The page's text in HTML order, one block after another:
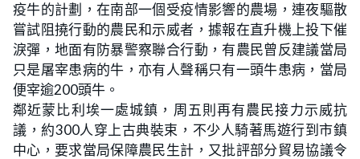
疫牛的計劃，在南部一個受疫情影響的農場，連夜驅散
嘗試阻撓行動的農民和示威者，據報在直升機上投下催
淚彈，地面有防暴警察聯合行動，有農民曾反建議當局
只是屠宰患病的牛，亦有人聲稱只有一頭牛患病，當局
便宰逾200頭牛。
鄰近蒙比利埃一處城鎮，周五則再有農民接力示威抗
議，約300人穿上古典裝束，不少人騎著馬遊行到市鎮
中心，要求當局保障農民生計，又批評部分貿易協議令